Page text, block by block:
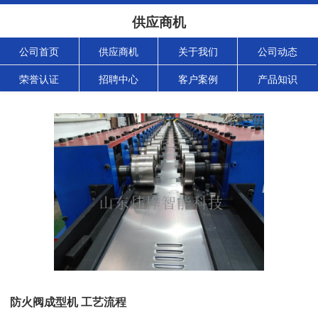
供应商机
公司首页 供应商机 关于我们 公司动态
荣誉认证 招聘中心 客户案例 产品知识
防火阀成型机 工艺流程